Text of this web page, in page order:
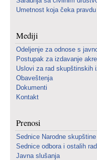
Umetnost koja čeka pravdu
Mediji
Odeljenje za odnose s
Postupak za izdavanje
Uslovi za rad skupštinskih
Obaveštenja
Dokumenti
Kontakt
Prenosi
Sednice Narodne skupštine
Sednice odbora i ostalih
Javna slušanja